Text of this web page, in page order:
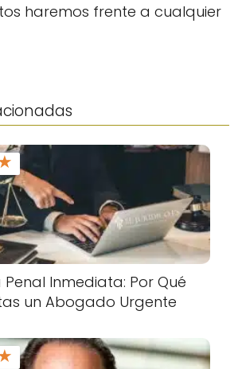
haremos frente a cualquier
Penal Inmediata: Por Qué
un Abogado Urgente